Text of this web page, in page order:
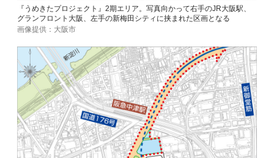
『うめきたプロジェクト』2期エリア。写真向かって右手のJR大阪駅、
グランフロント大阪、左手の新梅田シティに挟まれた区画となる
画像提供：大阪市